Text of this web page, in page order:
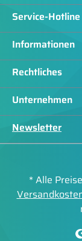
Service-Hotline
Informationen
Rechtliches
Unternehmen
Newsletter
* Alle